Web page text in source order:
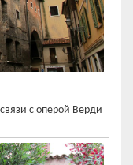
с оперой Верди